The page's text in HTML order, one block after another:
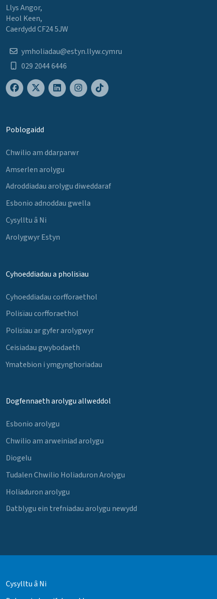
Llys Angor,
Heol Keen,
Caerdydd CF24 5JW
ymholiadau@estyn.llyw.cymru
029 2044 6446
Poblogaidd
Chwilio am ddarparwr
Amserlen arolygu
Adroddiadau arolygu diweddaraf
Esbonio adnoddau gwella
Cysylltu â Ni
Arolygwyr Estyn
Cyhoeddiadau a pholisïau
Cyhoeddiadau corfforaethol
Polisïau corfforaethol
Polisïau ar gyfer arolygwyr
Ceisiadau gwybodaeth
Ymatebion i ymgynghoriadau
Dogfennaeth arolygu allweddol
Esbonio arolygu
Chwilio am arweiniad arolygu
Diogelu
Tudalen Chwilio Holiaduron Arolygu
Holiaduron arolygu
Datblygu ein trefniadau arolygu newydd
Cysylltu â Ni